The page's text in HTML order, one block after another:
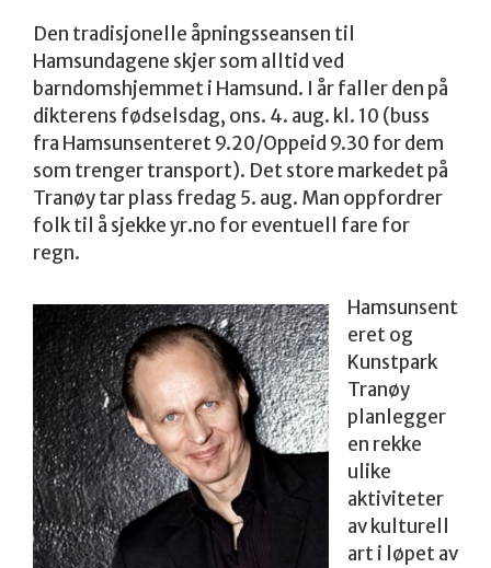
Den tradisjonelle åpningsseansen til
Hamsundagene skjer som alltid ved
barndomshjemmet i Hamsund. I år faller den på
dikterens fødselsdag, ons. 4. aug. kl. 10 (buss
fra Hamsunsenteret 9.20/Oppeid 9.30 for dem
som trenger transport). Det store markedet på
Tranøy tar plass fredag 5. aug. Man oppfordrer
folk til å sjekke yr.no for eventuell fare for
regn.
Hamsunsent
eret og
Kunstpark
Tranøy
planlegger
en rekke
ulike
aktiviteter
av kulturell
art i løpet av